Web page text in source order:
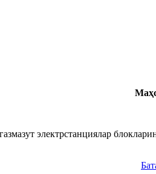
электрстанциялар